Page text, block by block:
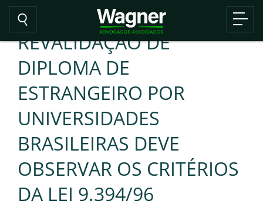
REVALIDAÇÃO DE
DIPLOMA DE
ESTRANGEIRO POR
UNIVERSIDADES
BRASILEIRAS DEVE
OBSERVAR OS CRITÉRIOS
DA LEI 9.394/96